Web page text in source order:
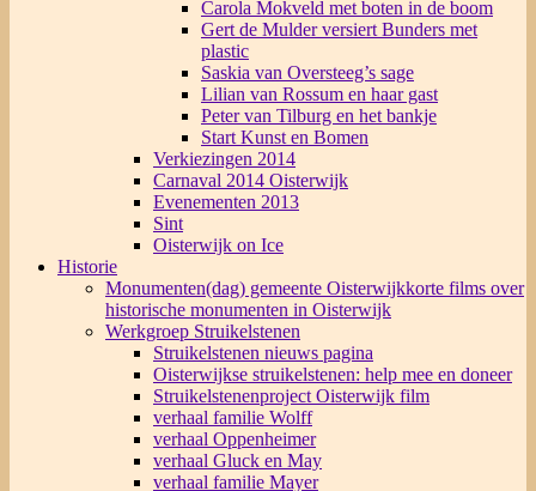
Carola Mokveld met boten in de boom
Gert de Mulder versiert Bunders met
plastic
Saskia van Oversteeg’s sage
Lilian van Rossum en haar gast
Peter van Tilburg en het bankje
Start Kunst en Bomen
Verkiezingen 2014
Carnaval 2014 Oisterwijk
Evenementen 2013
Sint
Oisterwijk on Ice
Historie
Monumenten(dag) gemeente Oisterwijkkorte films over
historische monumenten in Oisterwijk
Werkgroep Struikelstenen
Struikelstenen nieuws pagina
Oisterwijkse struikelstenen: help mee en doneer
Struikelstenenproject Oisterwijk film
verhaal familie Wolff
verhaal Oppenheimer
verhaal Gluck en May
verhaal familie Mayer